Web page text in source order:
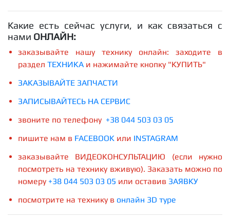
Какие есть сейчас услуги, и как связаться с
нами ОНЛАЙН:
заказывайте нашу технику онлайн: заходите в
раздел ТЕХНИКА и нажимайте кнопку "КУПИТЬ"
ЗАКАЗЫВАЙТЕ ЗАПЧАСТИ
ЗАПИСЫВАЙТЕСЬ НА СЕРВИС
звоните по телефону +38 044 503 03 05
пишите нам в FACEBOOK или INSTAGRAM
заказывайте ВИДЕОКОНСУЛЬТАЦИЮ (если нужно
посмотреть на технику вживую). Заказать можно по
номеру +38 044 503 03 05 или оставив ЗАЯВКУ
посмотрите на технику в онлайн 3D туре